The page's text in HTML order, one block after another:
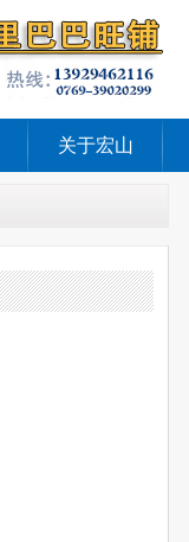
关于宏山